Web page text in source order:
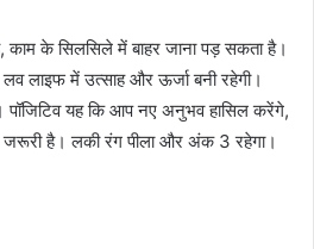
काम के सिलसिले में बाहर जाना पड़ सकता है।
लाइफ में उत्साह और ऊर्जा बनी रहेगी।
यह कि आप नए अनुभव हासिल करेंगे,
जरूरी है। लकी रंग पीला और अंक 3 रहेगा।